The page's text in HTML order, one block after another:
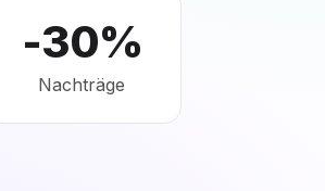
-30%
Nachträge